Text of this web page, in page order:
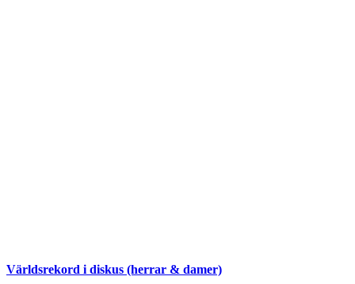
Världsrekord i diskus (herrar & damer)